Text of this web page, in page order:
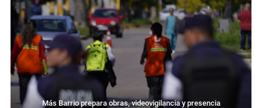
Más Barrio prepara obras, videovigilancia y presencia